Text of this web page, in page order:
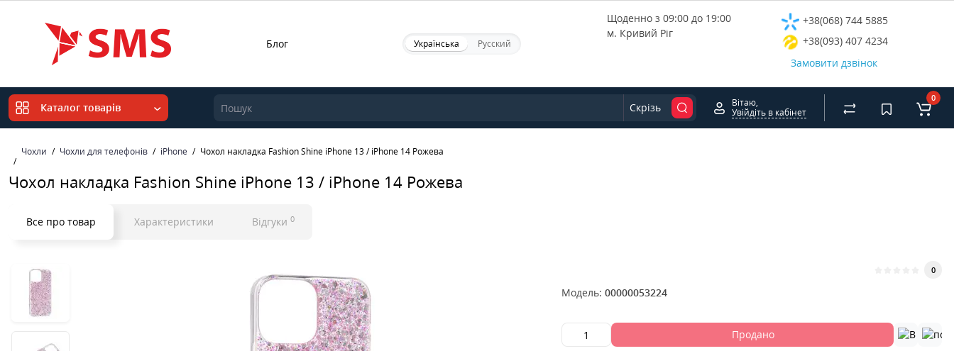
Блог Українська Русский
Щоденно з 09:00 до 19:00
м. Кривий Ріг
+38(068) 744 5885
+38(093) 407 4234
Замовити дзвінок
Каталог товарів Скрізь
Вітаю,
Увійдіть в кабінет
0
Чохли Чохли для телефонів iPhone Чохол накладка Fashion Shine iPhone 13 / iPhone 14 Рожева
Чохол накладка Fashion Shine iPhone 13 / iPhone 14 Рожева
Все про товар Характеристики Відгуки 0
0
Модель: 00000053224
Продано